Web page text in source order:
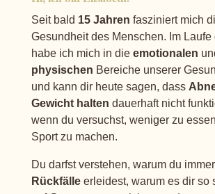
Seit bald 15 Jahren fasziniert mich
Gesundheit des Menschen. Im Laufe
habe ich mich in die emotionalen
physischen Bereiche unserer
und kann dir heute sagen, dass
Gewicht halten dauerhaft nicht
wenn du versuchst, weniger zu
Sport zu machen.
Du darfst verstehen, warum du
Rückfälleerleidest, warum es dir so